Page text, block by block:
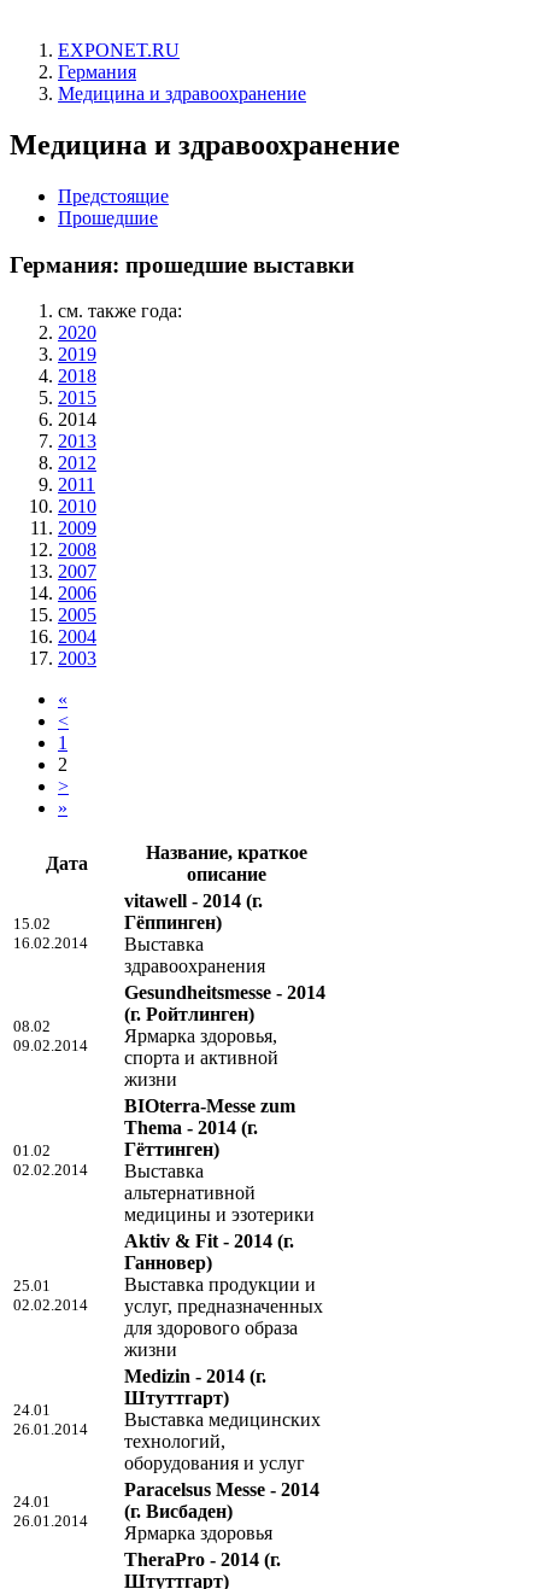
EXPONET.RU
Германия
Медицина и здравоохранение
Медицина и здравоохранение
Предстоящие
Прошедшие
Германия: прошедшие выставки
см. также года:
2020
2019
2018
2015
2014
2013
2012
2011
2010
2009
2008
2007
2006
2005
2004
2003
«
<
1
2
>
»
Дата
Название, краткое
описание
15.02
16.02.2014
vitawell - 2014 (г.
Гёппинген)
Выставка
здравоохранения
08.02
09.02.2014
Gesundheitsmesse - 2014
(г. Ройтлинген)
Ярмарка здоровья,
спорта и активной
жизни
01.02
02.02.2014
BIOterra-Messe zum
Thema - 2014 (г.
Гёттинген)
Выставка
альтернативной
медицины и эзотерики
25.01
02.02.2014
Aktiv & Fit - 2014 (г.
Ганновер)
Выставка продукции и
услуг, предназначенных
для здорового образа
жизни
24.01
26.01.2014
Medizin - 2014 (г.
Штуттгарт)
Выставка медицинских
технологий,
оборудования и услуг
24.01
26.01.2014
Paracelsus Messe - 2014
(г. Висбаден)
Ярмарка здоровья
TheraPro - 2014 (г.
Штуттгарт)